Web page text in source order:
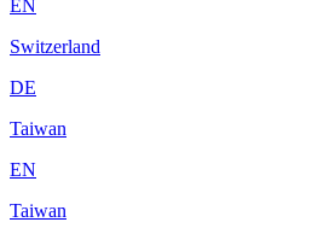
EN
Switzerland
DE
Taiwan
EN
Taiwan